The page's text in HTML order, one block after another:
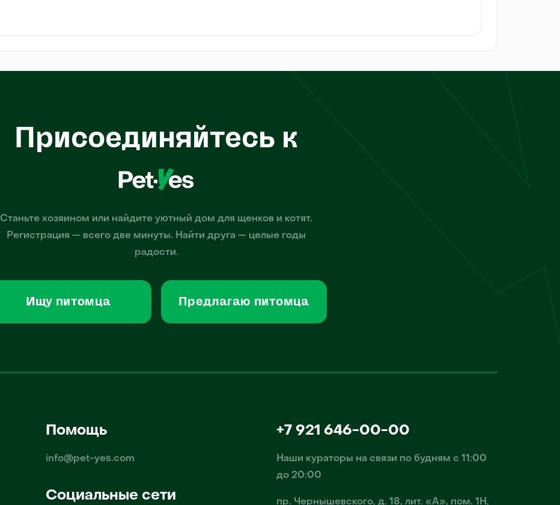
Присоединяйтесь к
Станьте хозяином или найдите уютный дом для щенков и котят.
Регистрация — всего две минуты. Найти друга — целые годы
радости.
Ищу питомца Предлагаю питомца
Помощь
info@pet-yes.com
Социальные сети
+7 921 646-00-00
Наши кураторы на связи по будням с 11:00
до 20:00
пр. Чернышевского, д. 18, лит. «А», пом. 1Н,